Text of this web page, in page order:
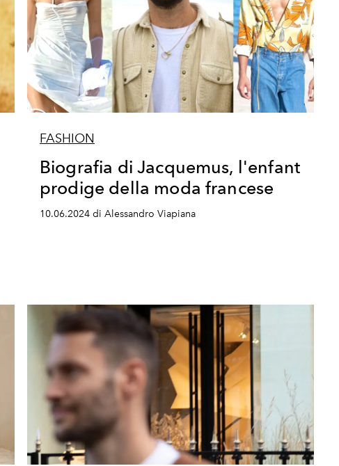
FASHION
Biografia di Jacquemus, l'enfant
prodige della moda francese
10.06.2024 di Alessandro Viapiana